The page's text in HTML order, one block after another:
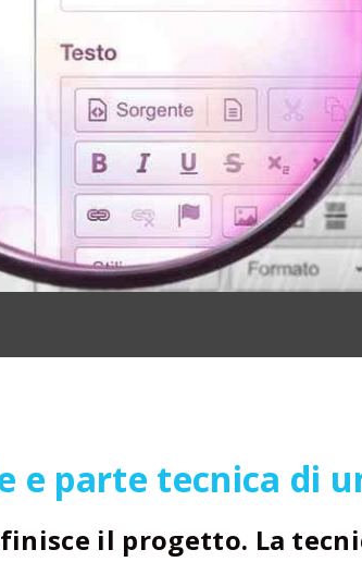
e parte tecnica di
il progetto. La